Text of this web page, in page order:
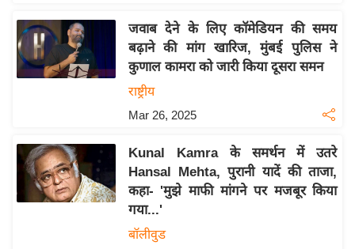
सा
ल
ल
श
ख्सि
जवाब देने के लिए कॉमेडियन की समय
बढ़ाने की मांग खारिज, मुंबई पुलिस ने
कुणाल कामरा को जारी किया दूसरा समन
राष्ट्रीय
Mar 26, 2025
Kunal Kamra के समर्थन में उतरे
Hansal Mehta, पुरानी यादें की ताजा,
कहा- 'मुझे माफी मांगने पर मजबूर किया
गया...'
बॉलीवुड